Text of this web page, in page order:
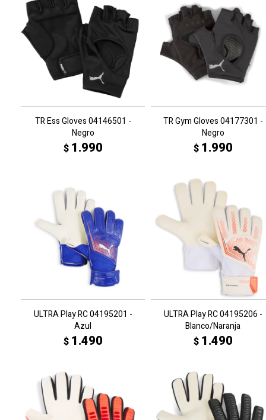
TR Ess Gloves 04146501 -
Negro
$ 1.990
TR Gym Gloves 04177301 -
Negro
$ 1.990
ULTRA Play RC 04195201 -
Azul
$ 1.490
ULTRA Play RC 04195206 -
Blanco/Naranja
$ 1.490